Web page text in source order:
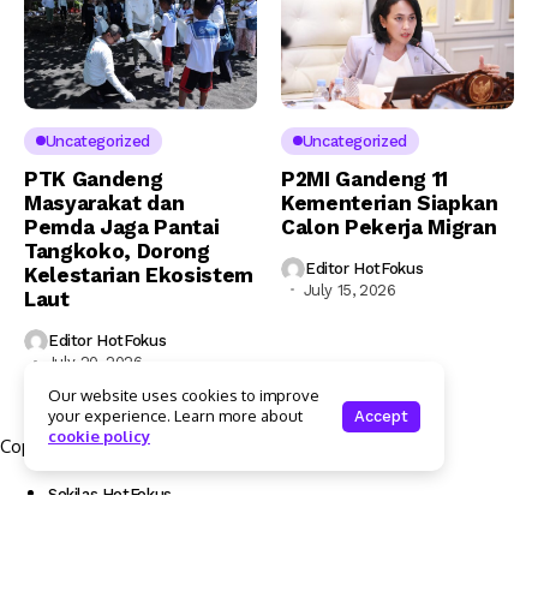
Uncategorized
PTK Gandeng
Masyarakat dan
Pemda Jaga Pantai
Tangkoko, Dorong
Kelestarian Ekosistem
Laut
Editor HotFokus
July 20, 2026
Uncategorized
P2MI Gandeng 11
Kementerian Siapkan
Calon Pekerja Migran
Editor HotFokus
July 15, 2026
Copyright © 2025 Hotfokus.com | All rights reserved
Sekilas HotFokus
Our website uses cookies to improve
your experience. Learn more about
cookie policy
Accept